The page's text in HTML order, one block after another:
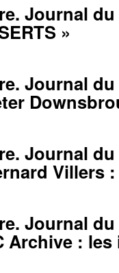
Journal
»
Journal
Journal
Villers
Journal
Archive :